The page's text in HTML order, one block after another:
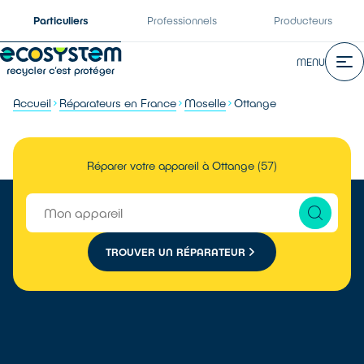
Particuliers Professionnels Producteurs
MENU
Accueil Réparateurs en France Moselle Ottange
Réparer votre appareil à Ottange (57)
TROUVER UN RÉPARATEUR